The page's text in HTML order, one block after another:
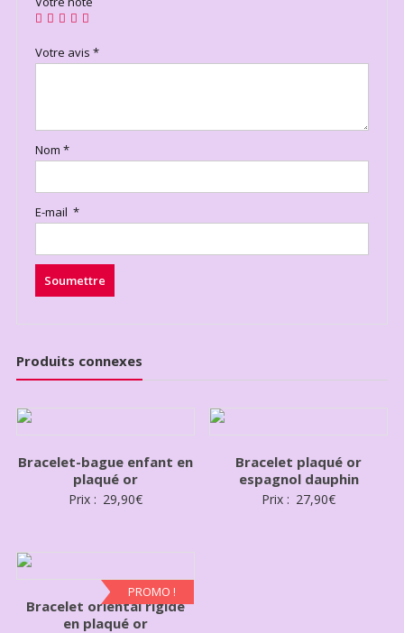
Votre avis *
Nom *
E-mail *
Produits connexes
Bracelet-bague enfant en
plaqué or
Prix : 29,90€
Bracelet plaqué or
espagnol dauphin
Prix : 27,90€
PROMO !
Bracelet oriental rigide
en plaqué or